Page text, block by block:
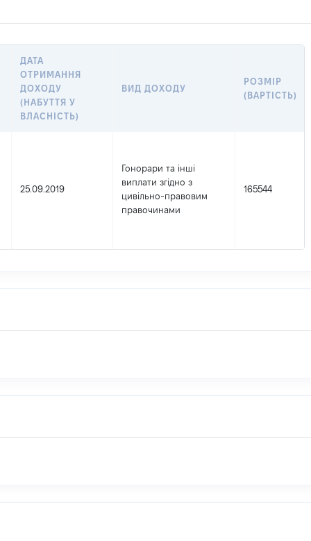
ДАТА
ОТРИМАННЯ
ДОХОДУ
(НАБУТТЯ У
ВЛАСНІСТЬ)
ВИД ДОХОДУ
РОЗМІР
(ВАРТІСТЬ)
25.09.2019
Гонорари та інші
виплати згідно з
цивільно-правовим
правочинами
165544